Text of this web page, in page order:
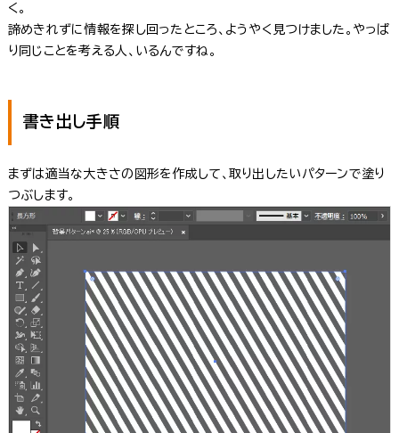
く。
諦めきれずに情報を探し回ったところ、ようやく見つけました。やっぱ
り同じことを考える人、いるんですね。
書き出し手順
まずは適当な大きさの図形を作成して、取り出したいパターンで塗り
つぶします。